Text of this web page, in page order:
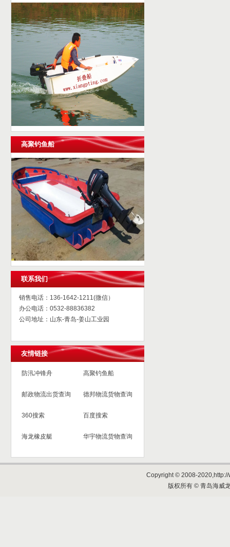
高聚钓鱼船
联系我们
销售电话：136-1642-1211(微信）
办公电话：0532-88836382
公司地址：山东-青岛-姜山工业园
友情链接
防汛冲锋舟 高聚钓鱼船
邮政物流出货查询 德邦物流货物查询
360搜索 百度搜索
海龙橡皮艇 华宇物流货物查询
Copyright © 2008-
版权所有 © 青岛海威